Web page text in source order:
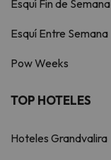
Esquí Fin de Semana
Esquí Entre Semana
Pow Weeks
TOP HOTELES
Hoteles Grandvalira